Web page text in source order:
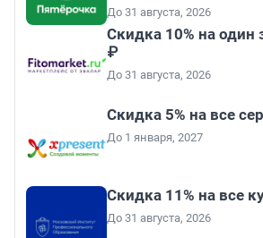
До 31 августа, 2026
Скидка 10% на один
₽
До 31 августа, 2026
Скидка 5% на все
До 1 января, 2027
Скидка 11% на все
До 31 августа, 2026